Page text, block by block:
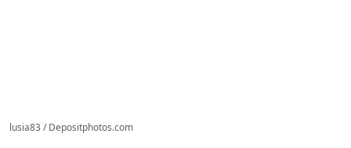
lusia83 / Depositphotos.com